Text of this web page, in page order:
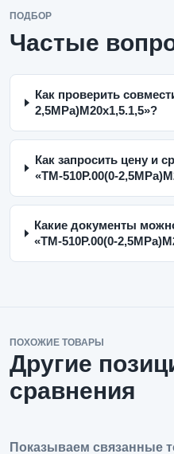
ПОДБОР
Частые
Как проверить
2,5MPa)M20x1,5.1,5»?
Как запросить цену и
«ТМ-510Р.00(0-
Какие документы
«ТМ-510Р.00(0-
ПОХОЖИЕ ТОВАРЫ
Другие
сравнения
Показываем связанные